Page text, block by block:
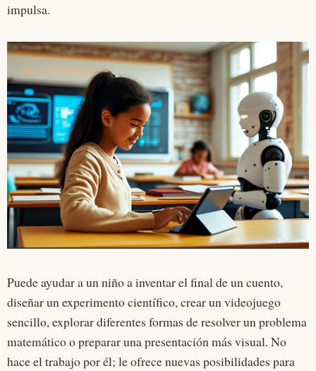
impulsa.
Puede ayudar a un niño a inventar el final de un cuento,
diseñar un experimento científico, crear un videojuego
sencillo, explorar diferentes formas de resolver un problema
matemático o preparar una presentación más visual. No
hace el trabajo por él; le ofrece nuevas posibilidades para